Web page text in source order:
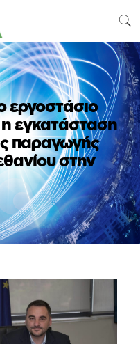
εργοστάσιο
εγκατάσταση
παραγωγής
στην